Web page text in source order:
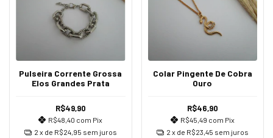
Pulseira Corrente Grossa
Elos Grandes Prata
R$49,90
R$48,40 com Pix
2 x de R$24,95 sem juros
Colar Pingente De Cobra
Ouro
R$46,90
R$45,49 com Pix
2 x de R$23,45 sem juros